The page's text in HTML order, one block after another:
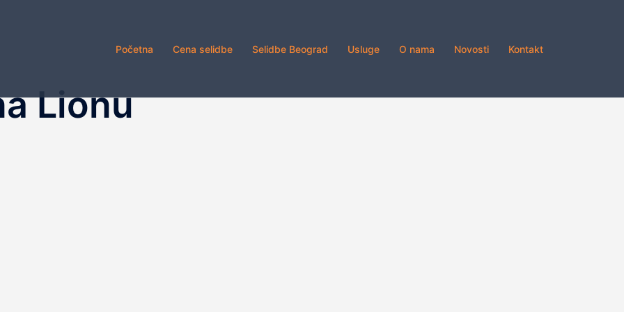
Početna Cena selidbe Selidbe Beograd Usluge O nama Novosti Kontakt
Lionu